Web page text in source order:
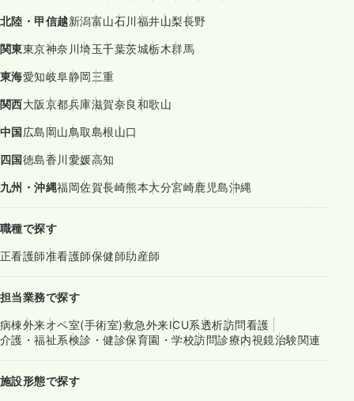
北陸・甲信越新潟富山石川福井山梨長野
関東東京神奈川埼玉千葉茨城栃木群馬
東海愛知岐阜静岡三重
関西大阪京都兵庫滋賀奈良和歌山
中国広島岡山鳥取島根山口
四国徳島香川愛媛高知
九州・沖縄福岡佐賀長崎熊本大分宮崎鹿児島沖縄
職種で探す
正看護師准看護師保健師助産師
担当業務で探す
病棟外来オペ室(手術室)救急外来ICU系透析訪問看護
介護・福祉系検診・健診保育園・学校訪問診療内視鏡治験関連
施設形態で探す